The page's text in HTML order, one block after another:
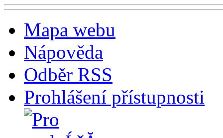
Mapa webu
Nápověda
Odběr RSS
Prohlášení přístupnosti